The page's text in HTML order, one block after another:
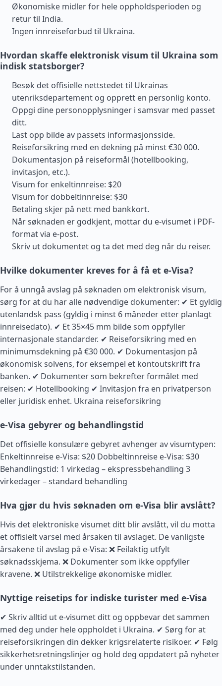
Økonomiske midler for hele oppholdsperioden og
retur til India.
Ingen innreiseforbud til Ukraina.
Hvordan skaffe elektronisk visum til Ukraina som
indisk statsborger?
Besøk det offisielle nettstedet til Ukrainas
utenriksdepartement og opprett en personlig konto.
Oppgi dine personopplysninger i samsvar med passet
ditt.
Last opp bilde av passets informasjonsside.
Reiseforsikring med en dekning på minst €30 000.
Dokumentasjon på reiseformål (hotellbooking,
invitasjon, etc.).
Visum for enkeltinnreise: $20
Visum for dobbeltinnreise: $30
Betaling skjer på nett med bankkort.
Når søknaden er godkjent, mottar du e-visumet i PDF-
format via e-post.
Skriv ut dokumentet og ta det med deg når du reiser.
Hvilke dokumenter kreves for å få et e-Visa?
For å unngå avslag på søknaden om elektronisk visum,
sørg for at du har alle nødvendige dokumenter: ✔ Et gyldig
utenlandsk pass (gyldig i minst 6 måneder etter planlagt
innreisedato). ✔ Et 35×45 mm bilde som oppfyller
internasjonale standarder. ✔ Reiseforsikring med en
minimumsdekning på €30 000. ✔ Dokumentasjon på
økonomisk solvens, for eksempel et kontoutskrift fra
banken. ✔ Dokumenter som bekrefter formålet med
reisen: ✔ Hotellbooking ✔ Invitasjon fra en privatperson
eller juridisk enhet. Ukraina reiseforsikring
e-Visa gebyrer og behandlingstid
Det offisielle konsulære gebyret avhenger av visumtypen:
Enkeltinnreise e-Visa: $20 Dobbeltinnreise e-Visa: $30
Behandlingstid: 1 virkedag – ekspressbehandling 3
virkedager – standard behandling
Hva gjør du hvis søknaden om e-Visa blir avslått?
Hvis det elektroniske visumet ditt blir avslått, vil du motta
et offisielt varsel med årsaken til avslaget. De vanligste
årsakene til avslag på e-Visa: ❌ Feilaktig utfylt
søknadsskjema. ❌ Dokumenter som ikke oppfyller
kravene. ❌ Utilstrekkelige økonomiske midler.
Nyttige reisetips for indiske turister med e-Visa
✔ Skriv alltid ut e-visumet ditt og oppbevar det sammen
med deg under hele oppholdet i Ukraina. ✔ Sørg for at
reiseforsikringen din dekker krigsrelaterte risikoer. ✔ Følg
sikkerhetsretningslinjer og hold deg oppdatert på nyheter
under unntakstilstanden.